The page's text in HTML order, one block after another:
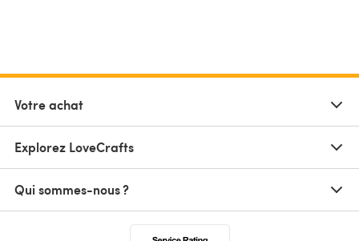
Votre achat
Explorez LoveCrafts
Qui sommes-nous ?